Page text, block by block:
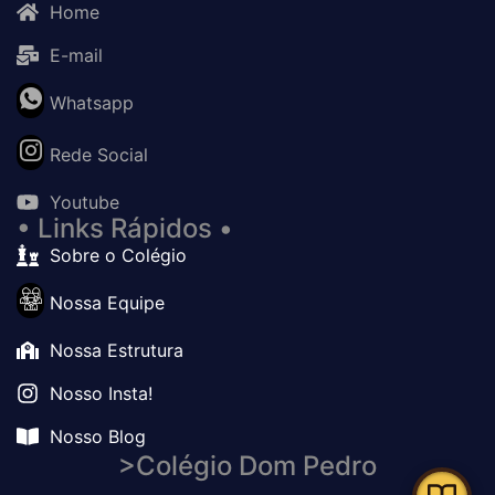
Home
E-mail
Whatsapp
Rede Social
Youtube
• Links Rápidos •
Sobre o Colégio
Nossa Equipe
Nossa Estrutura
Nosso Insta!
Nosso Blog
>Colégio Dom Pedro